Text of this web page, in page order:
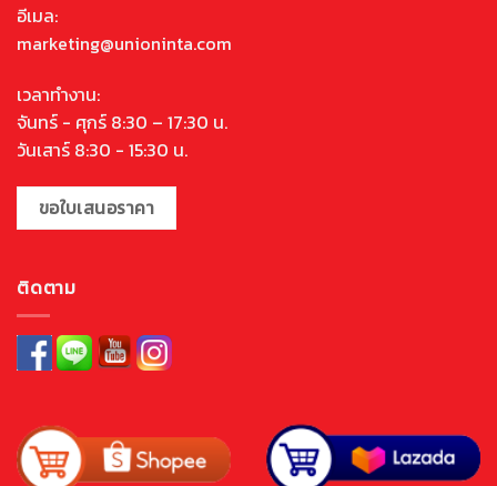
อีเมล:
marketing@unioninta.com
เวลาทำงาน:
จันทร์ - ศุกร์ 8:30 – 17:30 น.
วันเสาร์ 8:30 - 15:30 น.
ขอใบเสนอราคา
ติดตาม